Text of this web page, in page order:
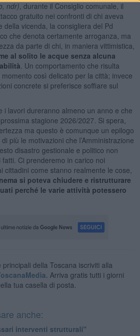
ndr) , durante il Consiglio comunale, il
gratuito nei confronti di chi aveva
della vicenda, la consigliera del Pd
che denota certamente arroganza, ma
da parte di chi, in maniera vittimistica,
al solito le acque senza alcuna
. Un comportamento che risulta
così delicato per la città; invece
concrete si preferisce soffiare sul
i lavori dureranno almeno un anno e che
stagione 2026/2027. Si spera,
ma questo è comunque un epilogo
più le motivazioni che l’Amministrazione
disastro gestionale e politico non
Ci prenderemo in carico noi
cittadini come stanno realmente le cose,
si poteva chiudere e ristrutturare
perché le varie attività potessero
della Toscana iscriviti alla
Arriva gratis tutti i giorni
tua casella di posta.
anche:
interventi strutturali"